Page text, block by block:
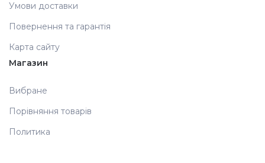
Умови доставки
Повернення та гарантія
Карта сайту
Магазин
Вибране
Порівняння товарів
Политика